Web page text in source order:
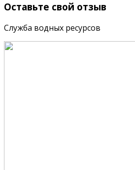
Оставьте свой отзыв
Служба водных ресурсов